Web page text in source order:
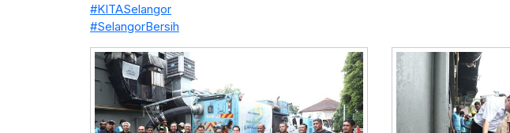
#KITASelangor
#SelangorBersih